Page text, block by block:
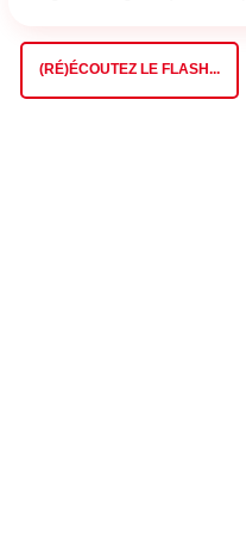
(RÉ)ÉCOUTEZ LE FLASH...